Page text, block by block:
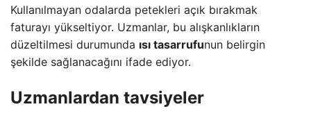
Kullanılmayan odalarda petekleri açık bırakmak
faturayı yükseltiyor. Uzmanlar, bu alışkanlıkların
düzeltilmesi durumunda ısı tasarrufunun belirgin
şekilde sağlanacağını ifade ediyor.
Uzmanlardan tavsiyeler